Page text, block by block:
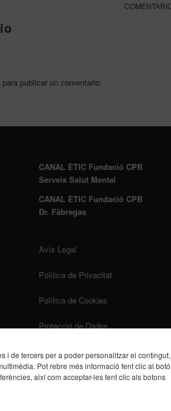
i de tercers per a poder personalitzar el contingut,
Pot rebre més informació fent clic al botó
així com acceptar-les fent clic als botons
para publicar un comentario.
CANAL ÈTIC Fundació CPB
Serveis Salut Mental
CANAL ÈTIC Fundació CPB
Dr. Fàbregas
Avís Legal
Política de Privacitat
Política de Cookies
Protecció de Dades